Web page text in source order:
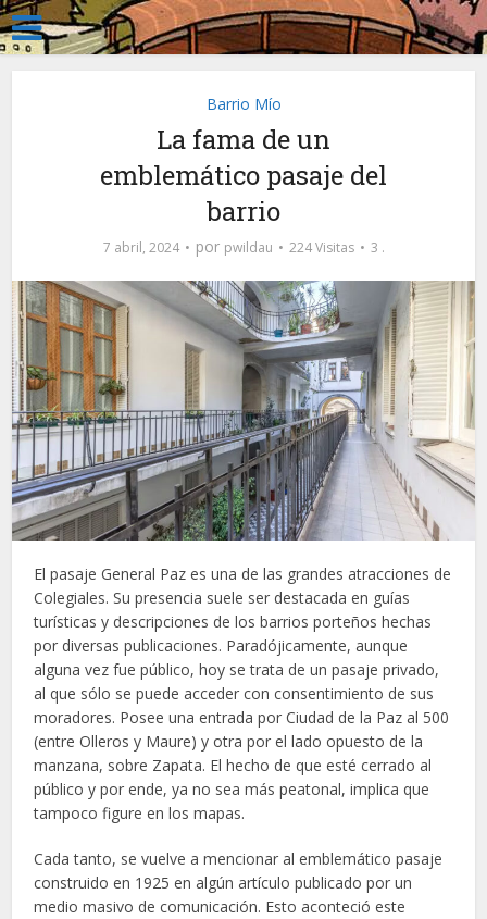
Barrio Mío
La fama de un
emblemático pasaje del
barrio
7 abril, 2024 por pwildau 224 Visitas 3 .
El pasaje General Paz es una de las grandes atracciones de
Colegiales. Su presencia suele ser destacada en guías
turísticas y descripciones de los barrios porteños hechas
por diversas publicaciones. Paradójicamente, aunque
alguna vez fue público, hoy se trata de un pasaje privado,
al que sólo se puede acceder con consentimiento de sus
moradores. Posee una entrada por Ciudad de la Paz al 500
(entre Olleros y Maure) y otra por el lado opuesto de la
manzana, sobre Zapata. El hecho de que esté cerrado al
público y por ende, ya no sea más peatonal, implica que
tampoco figure en los mapas.
Cada tanto, se vuelve a mencionar al emblemático pasaje
construido en 1925 en algún artículo publicado por un
medio masivo de comunicación. Esto aconteció este